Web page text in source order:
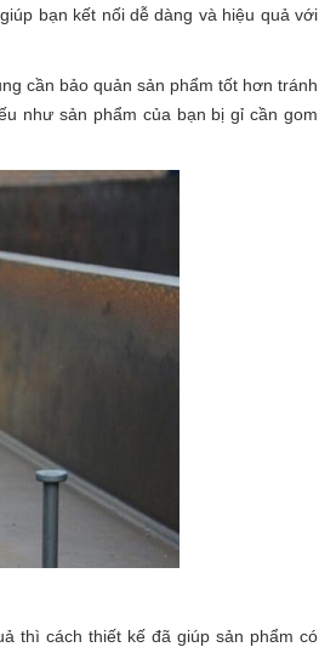
bạn kết nối dễ dàng và hiệu quả với
cần bảo quản sản phẩm tốt hơn tránh
như sản phẩm của bạn bị gỉ cần gom
thì cách thiết kế đã giúp sản phẩm có